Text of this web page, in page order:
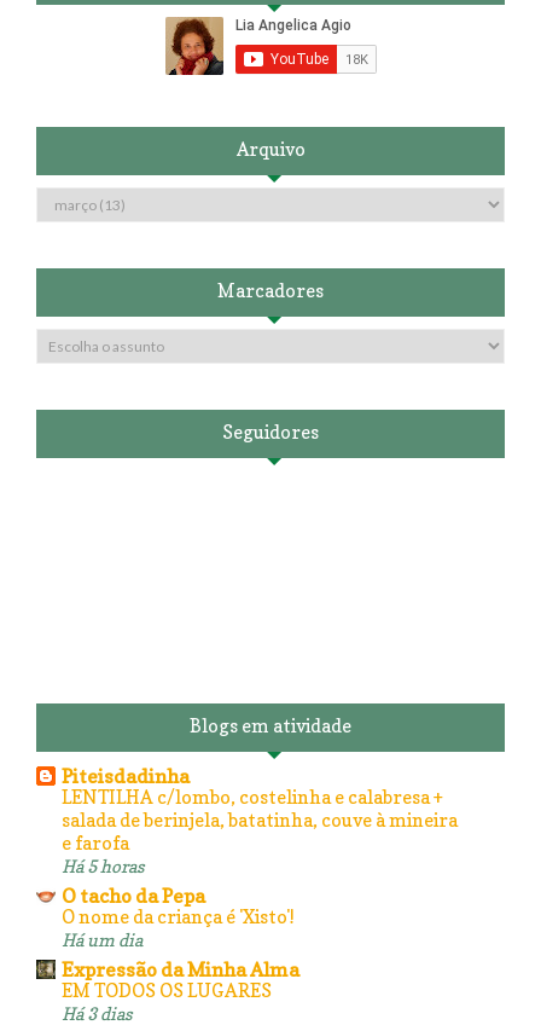
Arquivo
Marcadores
Seguidores
Blogs em atividade
Piteisdadinha
LENTILHA c/lombo, costelinha e calabresa +
salada de berinjela, batatinha, couve à mineira
e farofa
Há 5 horas
O tacho da Pepa
O nome da criança é 'Xisto'!
Há um dia
Expressão da Minha Alma
EM TODOS OS LUGARES
Há 3 dias